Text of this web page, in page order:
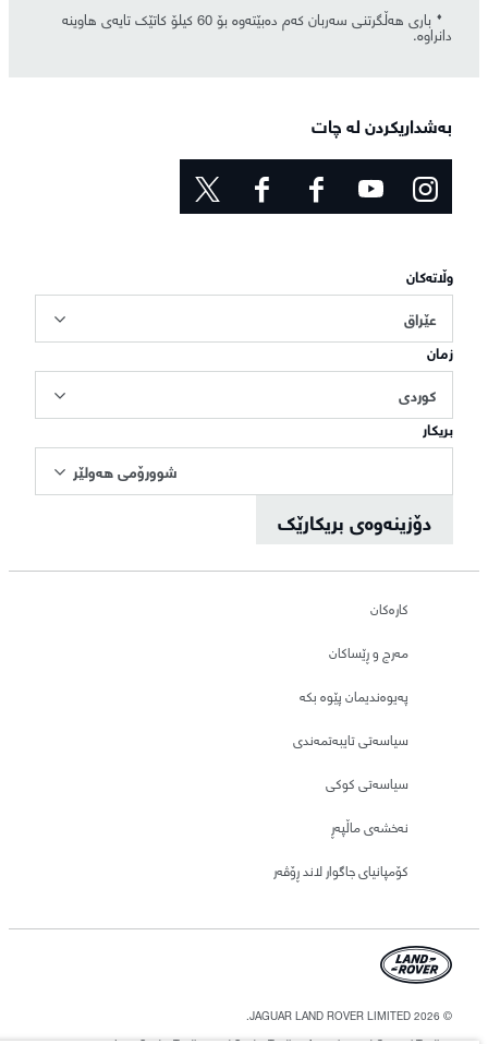
⬧ باری هەڵگرتنی سەربان کەم دەبێتەوە بۆ 60 کیلۆ کاتێک تایەی هاوینە
دانراوە.
بەشداریکردن لە چات
وڵاتەکان
عێراق
زمان
کوردی
بریکار
شوورۆمی هەولێر
دۆزینەوەی بریکارێک
کارەکان
مەرج و ڕێساکان
پەیوەندیمان پێوە بکە
سیاسەتی تایبەتمەندی
سیاسەتی کوکی
نەخشەی ماڵپەڕ
کۆمپانیای جاگوار لاند ڕۆڤەر
© JAGUAR LAND ROVER LIMITED 2026.